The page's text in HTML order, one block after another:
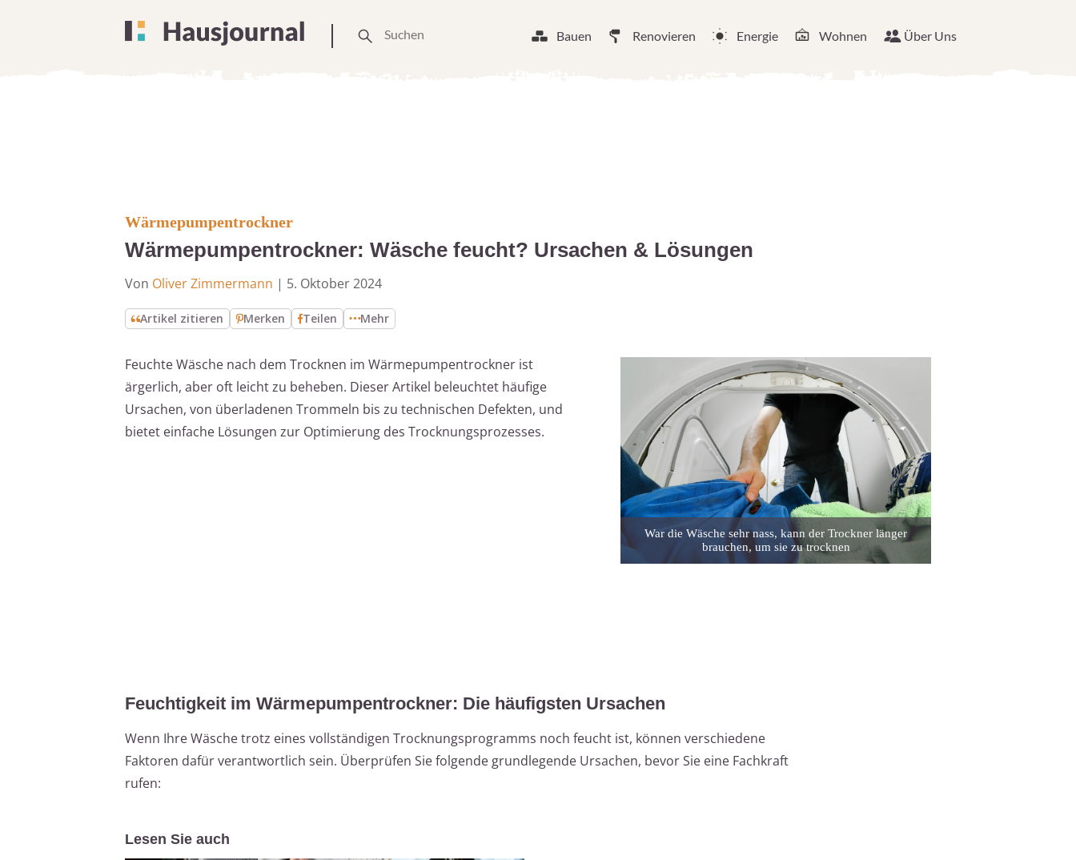
Bauen Renovieren Energie Wohnen Über Uns
Wärmepumpentrockner
Wärmepumpentrockner: Wäsche feucht? Ursachen & Lösungen
Von Oliver Zimmermann | 5. Oktober 2024
Artikel zitieren Merken Teilen Mehr
Feuchte Wäsche nach dem Trocknen im Wärmepumpentrockner ist
ärgerlich, aber oft leicht zu beheben. Dieser Artikel beleuchtet häufige
Ursachen, von überladenen Trommeln bis zu technischen Defekten, und
bietet einfache Lösungen zur Optimierung des Trocknungsprozesses.
War die Wäsche sehr nass, kann der Trockner länger
brauchen, um sie zu trocknen
Feuchtigkeit im Wärmepumpentrockner: Die häufigsten Ursachen
Wenn Ihre Wäsche trotz eines vollständigen Trocknungsprogramms noch feucht ist, können verschiedene
Faktoren dafür verantwortlich sein. Überprüfen Sie folgende grundlegende Ursachen, bevor Sie eine Fachkraft
rufen:
Lesen Sie auch